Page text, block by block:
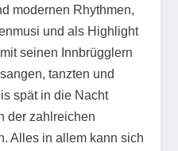
modernen Rhythmen,
und als Highlight
seinen Innbrügglern
tanzten und
spät in die Nacht
der zahlreichen
Alles in allem kann sich